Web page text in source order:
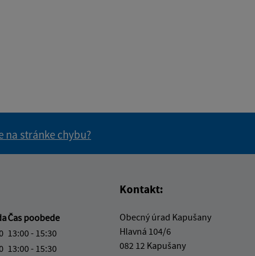
na stránke chybu?
Čas poobede
13:00 - 15:30
13:00 - 15:30
Kontakt:
Obecný úrad Kapušany
Hlavná 104/6
082 12 Kapušany